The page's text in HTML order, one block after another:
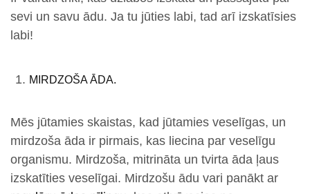
sevi un savu ādu. Ja tu jūties labi, tad arī izskatīsies
labi!
MIRDZOŠA ĀDA.
Mēs jūtamies skaistas, kad jūtamies veselīgas, un
mirdzoša āda ir pirmais, kas liecina par veselīgu
organismu. Mirdzoša, mitrināta un tvirta āda ļaus
izskatīties veselīgai. Mirdzošu ādu vari panākt ar